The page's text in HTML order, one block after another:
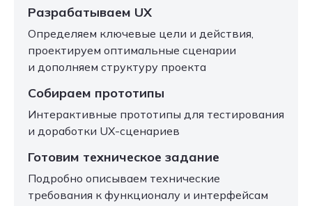
Разрабатываем UX
Определяем ключевые цели и действия,
проектируем оптимальные сценарии
и дополняем структуру проекта
Собираем прототипы
Интерактивные прототипы для тестирования
и доработки UX-сценариев
Готовим техническое задание
Подробно описываем технические
требования к функционалу и интерфейсам